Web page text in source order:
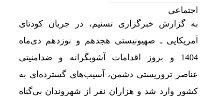
اجتماعی
به گزارش خبرگزاری تسنیم، در جریان کودتای
آمریکایی ـ صهیونیستی هجدهم و نوزدهم دی‌ماه
1404 و بروز اقدامات آشوبگرانه و ضدامنیتی
عناصر تروریستی دشمن، آسیب‌های گسترده‌ای به
کشور وارد شد و هزاران نفر از شهروندان بی‌گناه